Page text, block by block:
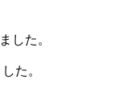
した。
た。